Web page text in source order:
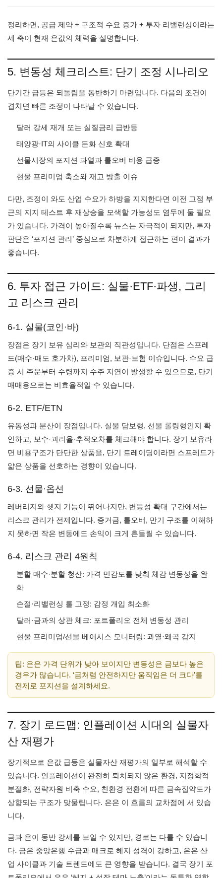
정리하면, 공급 제약 + 구조적 수요 증가 + 투자 리밸런싱이라는
세 축이 현재 은값의 체력을 설명합니다.
5. 변동성 체크리스트: 단기 조정 시나리오
단기간 급등은 되돌림을 동반하기 마련입니다. 다음의 조건이
겹치면 빠른 조정이 나타날 수 있습니다.
달러 강세 재개 또는 실질금리 급반등
태양광·IT의 사이클 둔화 신호 확대
선물시장의 포지션 과열과 롤오버 비용 급증
현물 프리미엄 축소와 재고 방출 이슈
다만, 조정이 와도 산업 수요가 하방을 지지한다면 이전 고점 부
근의 지지 테스트 후 재상승을 모색할 가능성도 염두에 둘 필요
가 있습니다. 가격이 높아질수록 뉴스는 자극적이 되지만, 투자
판단은 ‘포지션 관리’ 중심으로 차분하게 접근하는 편이 결과가
좋습니다.
6. 투자 접근 가이드: 실물·ETF·파생, 그리
고 리스크 관리
6-1. 실물(코인·바)
장점은 장기 보유 심리와 보관의 직관성입니다. 단점은 스프레
드(매수·매도 호가차), 프리미엄, 보관·보험 이슈입니다. 수요 급
증 시 주문부터 수령까지 수주 지연이 발생할 수 있으므로, 단기
매매용으로는 비효율적일 수 있습니다.
6-2. ETF/ETN
유동성과 분산이 장점입니다. 실물 담보형, 선물 롤링형인지 확
인하고, 보수·괴리율·추적오차를 체크해야 합니다. 장기 보유라
면 비용구조가 단단한 상품을, 단기 트레이딩이라면 스프레드가
얇은 상품을 선호하는 경향이 있습니다.
6-3. 선물·옵션
레버리지와 헷지 기능이 뛰어나지만, 변동성 확대 구간에서는
리스크 관리가 전제입니다. 증거금, 롤오버, 만기 구조를 이해하
지 못하면 작은 변동에도 손익이 크게 흔들릴 수 있습니다.
6-4. 리스크 관리 4원칙
분할 매수·분할 청산: 가격 민감도를 낮춰 체감 변동성을 완
화
손절·리밸런싱 룰 고정: 감정 개입 최소화
달러·금과의 상관 체크: 포트폴리오 전체 변동성 관리
현물 프리미엄/선물 베이시스 모니터링: 과열·왜곡 감지
팁: 은은 가격 단위가 낮아 보이지만 변동성은 금보다 높은
경우가 많습니다. ‘금처럼 안전하지만 움직임은 더 크다’를
전제로 포지션을 설계하세요.
7. 장기 로드맵: 인플레이션 시대의 실물자
산 재평가
장기적으로 은값 급등은 실물자산 재평가의 일부로 해석할 수
있습니다. 인플레이션이 완전히 퇴치되지 않은 환경, 지정학적
분절화, 전략자원 비축 수요, 친환경 전환에 따른 금속집약도가
상향되는 구조가 맞물립니다. 은은 이 흐름의 교차점에 서 있습
니다.
금과 은이 동반 강세를 보일 수 있지만, 경로는 다를 수 있습니
다. 금은 중앙은행 수급과 매크로 헤지 성격이 강하고, 은은 산
업 사이클과 기술 트렌드에도 큰 영향을 받습니다. 결국 장기 포